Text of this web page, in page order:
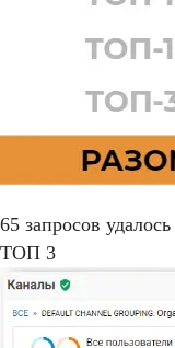
65 запросов
ТОП 3